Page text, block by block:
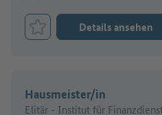
Job merken
Details ansehen
Hausmeister/in
Elitär - Institut für